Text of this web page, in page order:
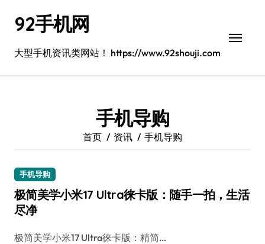
92手机网
大型手机资讯类网站！ https://www.92shouji.com
手机导购
首页 资讯 手机导购
手机导购
极简美学小米17 Ultra徕卡版：随手一拍，生活
尽净
极简美学小米17 Ultra徕卡版：精简…